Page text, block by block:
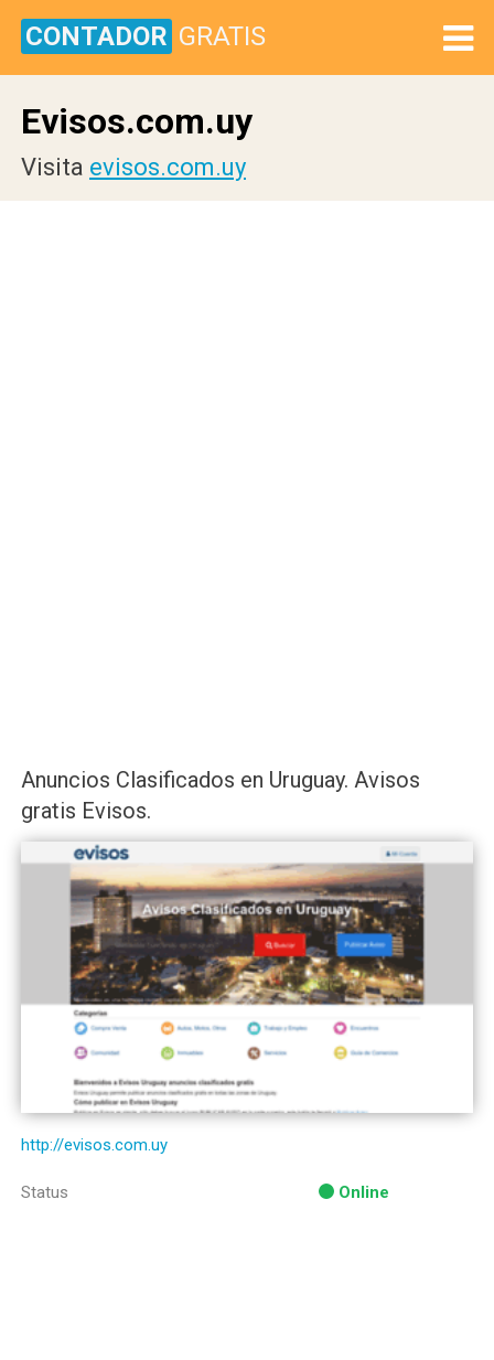
CONTADOR GRATIS
Evisos.com.uy
Visita evisos.com.uy
Anuncios Clasificados en Uruguay. Avisos
gratis Evisos.
http://evisos.com.uy
Status Online